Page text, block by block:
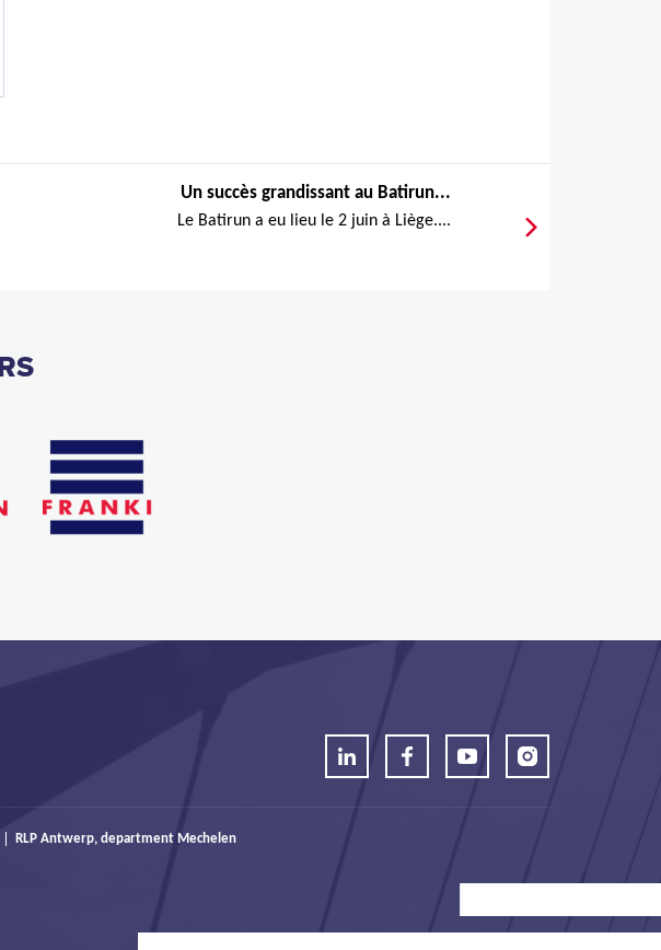
Un succès grandissant au Batirun...
Le Batirun a eu lieu le 2 juin à Liège....
RLP Antwerp, department Mechelen